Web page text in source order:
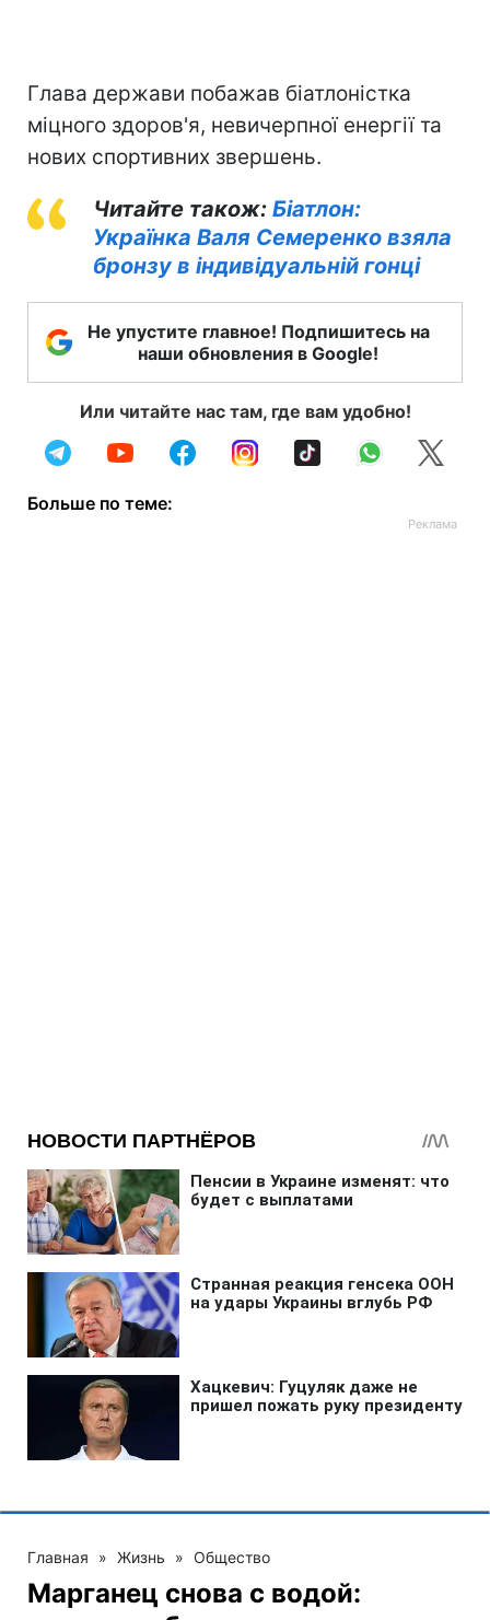
Глава держави побажав біатлоністка
міцного здоров'я, невичерпної енергії та
нових спортивних звершень.
Читайте також: Біатлон:
Українка Валя Семеренко взяла
бронзу в індивідуальній гонці
Не упустите главное! Подпишитесь на
наши обновления в Google!
Или читайте нас там, где вам удобно!
Больше по теме:
Главная » Жизнь » Общество
Марганец снова с водой: